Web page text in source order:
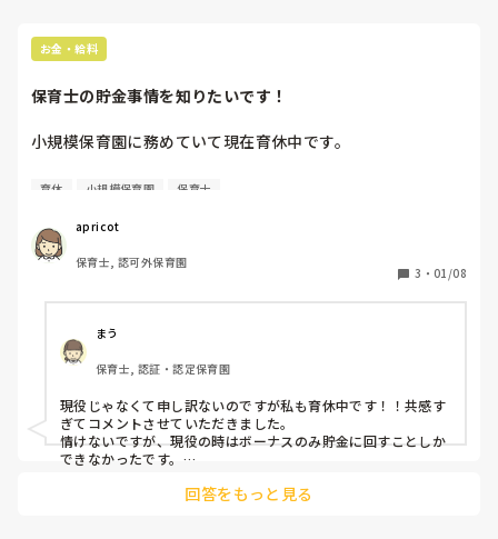
ちなみにですが、私の園ではお散歩は必ず複数名の保育士がつ
くので不審な人が現れた際には、片方はその人と付きっきりで
話す、片方はバギー（0歳児のため）を持ちながら警察や園に
電話する、となっています！
お金・給料
保育士の貯金事情を知りたいです！
小規模保育園に務めていて現在育休中です。
育休前から生活費を払うと、お金が残るどころか
育休中の現在、貯金が出来るのか不安です。。
現役で働かれている方は、貯金など
育休 小規模保育園 保育士
apricot
保育士, 認可外保育園
3 ・ 01/08
まう
保育士, 認証・認定保育園
現役じゃなくて申し訳ないのですが私も育休中です！！共感す
ぎてコメントさせていただきました。
情けないですが、現役の時はボーナスのみ貯金に回すことしか
できなかったです。
回答をもっと見る